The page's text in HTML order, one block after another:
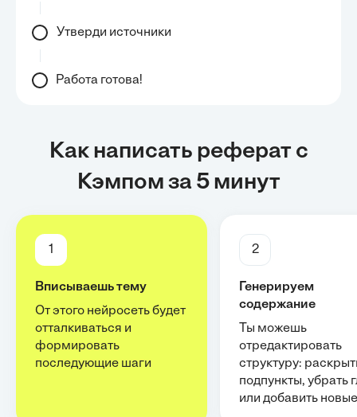
Утверди источники
Работа готова!
Как написать реферат с
Кэмпом за 5 минут
1
Вписываешь тему
От этого нейросеть будет
отталкиваться и
формировать
последующие шаги
2
Генерируем
содержание
Ты можешь
отредактировать
структуру:
подпункты, убрать
или добавить новые